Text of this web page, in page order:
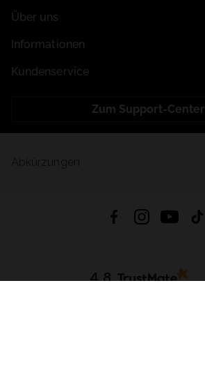
Über uns
Informationen
Kundenservice
Zum Support-Center
4.8